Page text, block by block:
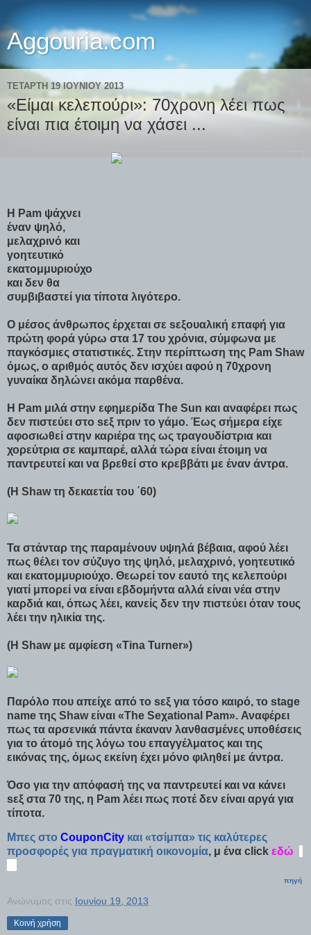
Aggouria.com
ΤΕΤΆΡΤΗ 19 ΙΟΥΝΊΟΥ 2013
«Είμαι κελεπούρι»: 70χρονη λέει πως
είναι πια έτοιμη να χάσει ...
Η Pam ψάχνει
έναν ψηλό,
μελαχρινό και
γοητευτικό
εκατομμυριούχο
και δεν θα
συμβιβαστεί για τίποτα λιγότερο.
Ο μέσος άνθρωπος έρχεται σε sεξουαλική επαφή για
πρώτη φορά γύρω στα 17 του χρόνια, σύμφωνα με
παγκόσμιες στατιστικές. Στην περίπτωση της Pam Shaw
όμως, ο αριθμός αυτός δεν ισχύει αφού η 70χρονη
γυναίκα δηλώνει ακόμα παρθένα.
Η Pam μιλά στην εφημερίδα The Sun και αναφέρει πως
δεν πιστεύει στο sεξ πριν το γάμο. Έως σήμερα είχε
αφοσιωθεί στην καριέρα της ως τραγουδίστρια και
χορεύτρια σε καμπαρέ, αλλά τώρα είναι έτοιμη να
παντρευτεί και να βρεθεί στο κρεββάτι με έναν άντρα.
(H Shaw τη δεκαετία του ΄60)
Τα στάνταρ της παραμένουν υψηλά βέβαια, αφού λέει
πως θέλει τον σύζυγο της ψηλό, μελαχρινό, γοητευτικό
και εκατομμυριούχο. Θεωρεί τον εαυτό της κελεπούρι
γιατί μπορεί να είναι εβδομήντα αλλά είναι νέα στην
καρδιά και, όπως λέει, κανείς δεν την πιστεύει όταν τους
λέει την ηλικία της.
(Η Shaw με αμφίεση «Tina Turner»)
Παρόλο που απείχε από το sεξ για τόσο καιρό, το stage
name της Shaw είναι «The Seχational Pam». Αναφέρει
πως τα αρσενικά πάντα έκαναν λανθασμένες υποθέσεις
για το άτομό της λόγω του επαγγέλματος και της
εικόνας της, όμως εκείνη έχει μόνο φιληθεί με άντρα.
Όσο για την απόφασή της να παντρευτεί και να κάνει
sεξ στα 70 της, η Pam λέει πως ποτέ δεν είναι αργά για
τίποτα.
Π
η
ή
:
h
Μπες στο CouponCity και «τσίμπα» τις καλύτερες
προσφορές για πραγματική οικονομία, μ ένα click εδώ
πηγή
Ανώνυμος στις Ιουνίου 19, 2013
Κοινή χρήση